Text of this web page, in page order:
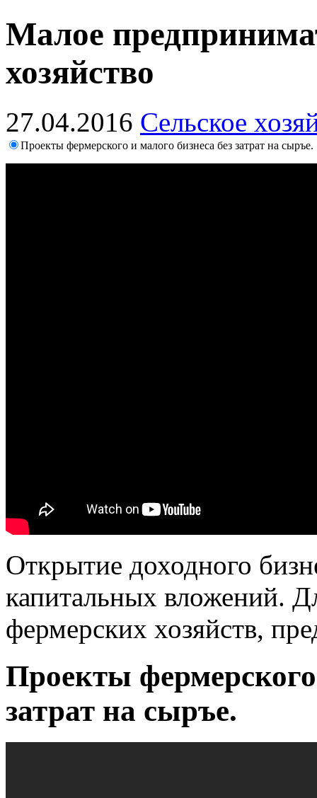
Малое
хозяйство
27.04.2016 Сельское
Проекты фермерского и малого бизнеса без затрат на сыръе.
Открытие доходного
капитальных вложений.
фермерских хозяйств,
Проекты
затрат на сыръе.